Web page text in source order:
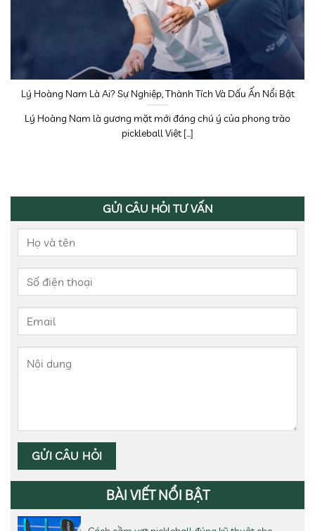
Lý Hoàng Nam Là Ai? Sự Nghiệp, Thành Tích Và Dấu Ấn Nổi Bật
Lý Hoàng Nam là gương mặt mới đáng chú ý của phong trào
pickleball Việt [...]
GỬI CÂU HỎI TƯ VẤN
BÀI VIẾT NỔI BẬT